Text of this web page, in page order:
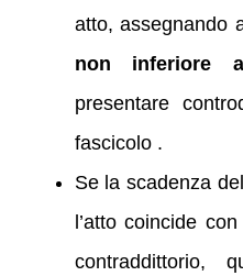
atto, assegnando
non inferiore
presentare
fascicolo .
Se la scadenza
l’atto coincide
contraddittorio,